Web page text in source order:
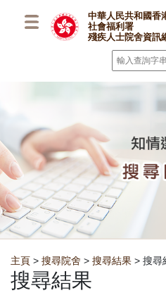
中華人民共和國香
社會福利署
殘疾人士院舍資訊
搜尋*
Breadcrumb
主頁 > 搜尋院舍 > 搜尋結果 > 搜尋
搜尋結果